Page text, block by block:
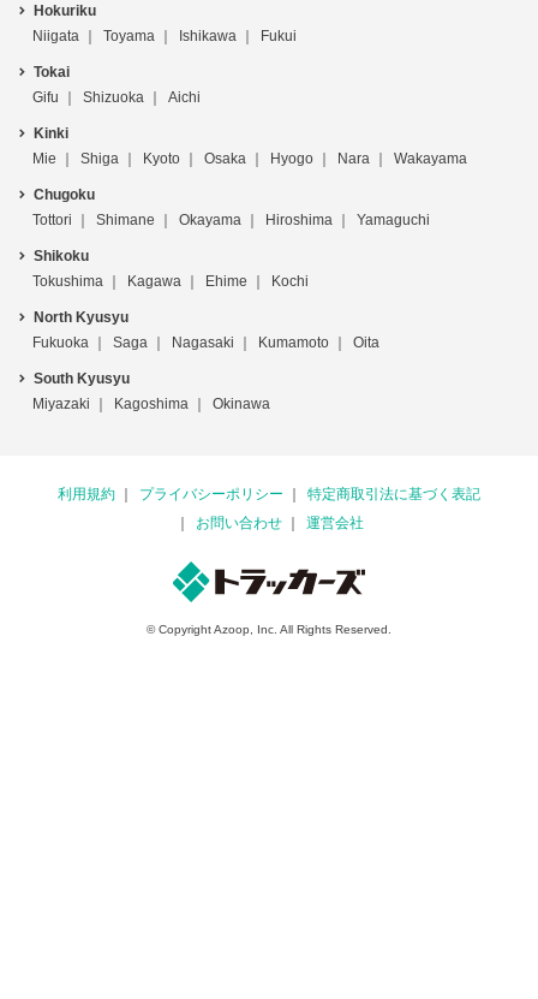
Hokuriku
Niigata
Toyama Ishikawa Fukui
Tokai
Gifu
Shizuoka Aichi
Kinki
Mie
Shiga Kyoto Osaka Hyogo Nara Wakayama
Chugoku
Tottori
Shimane Okayama Hiroshima Yamaguchi
Shikoku
Tokushima
Kagawa Ehime Kochi
North Kyusyu
Fukuoka
Saga Nagasaki Kumamoto Oita
South Kyusyu
Miyazaki
Kagoshima Okinawa
利用規約 プライバシーポリシー
特定商取引法に基づく表記
お問い合わせ
運営会社
© Copyright Azoop, Inc. All Rights Reserved.